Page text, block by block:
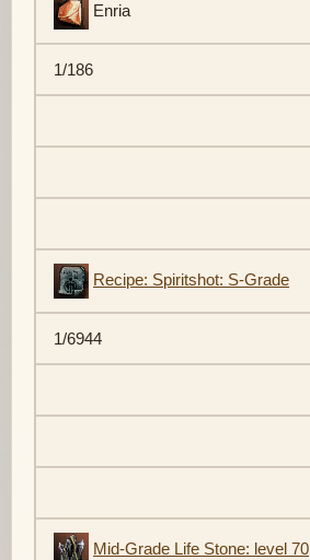
Enria
1/186
Recipe: Spiritshot: S-Grade
1/6944
Mid-Grade Life Stone: level 70